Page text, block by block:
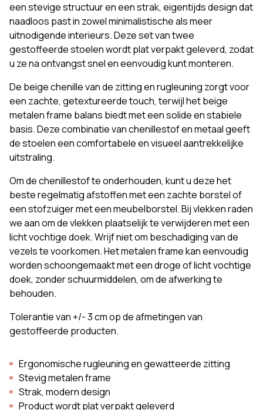
een stevige structuur en een strak, eigentijds design dat
naadloos past in zowel minimalistische als meer
uitnodigende interieurs. Deze set van twee
gestoffeerde stoelen wordt plat verpakt geleverd, zodat
u ze na ontvangst snel en eenvoudig kunt monteren.
De beige chenille van de zitting en rugleuning zorgt voor
een zachte, getextureerde touch, terwijl het beige
metalen frame balans biedt met een solide en stabiele
basis. Deze combinatie van chenillestof en metaal geeft
de stoelen een comfortabele en visueel aantrekkelijke
uitstraling.
Om de chenillestof te onderhouden, kunt u deze het
beste regelmatig afstoffen met een zachte borstel of
een stofzuiger met een meubelborstel. Bij vlekken raden
we aan om de vlekken plaatselijk te verwijderen met een
licht vochtige doek. Wrijf niet om beschadiging van de
vezels te voorkomen. Het metalen frame kan eenvoudig
worden schoongemaakt met een droge of licht vochtige
doek, zonder schuurmiddelen, om de afwerking te
behouden.
Tolerantie van +/- 3 cm op de afmetingen van
gestoffeerde producten.
Ergonomische rugleuning en gewatteerde zitting
Stevig metalen frame
Strak, modern design
Product wordt plat verpakt geleverd